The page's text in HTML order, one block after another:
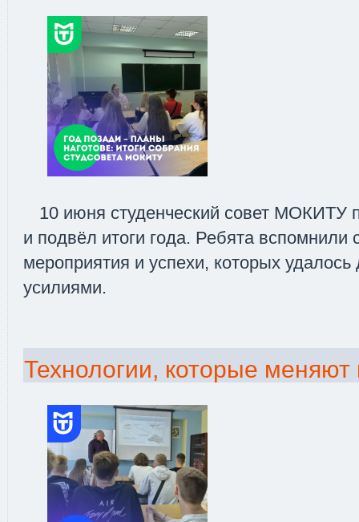
10 июня студенческий совет МОКИТУ
и подвёл итоги года. Ребята
мероприятия и успехи, которых
усилиями.
Технологии, которые меняют